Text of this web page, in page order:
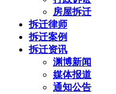
房屋拆迁
拆迁律师
拆迁案例
拆迁资讯
渊博新闻
媒体报道
通知公告